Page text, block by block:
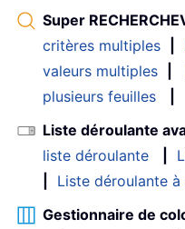
Super
critères multiples
valeurs multiples
plusieurs feuilles
Liste déroulante
liste déroulante
Liste déroulante
Gestionnaire de